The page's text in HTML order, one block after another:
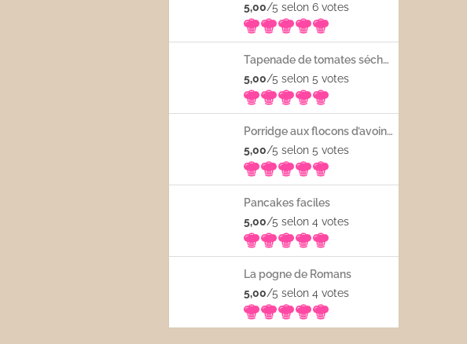
5,00/5 selon 6 votes
Tapenade de tomates séchées
5,00/5 selon 5 votes
Porridge aux flocons d’avoine avec les fruits frais
5,00/5 selon 5 votes
Pancakes faciles
5,00/5 selon 4 votes
La pogne de Romans
5,00/5 selon 4 votes